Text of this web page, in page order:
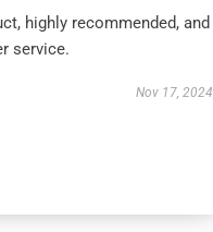
highly recommended, and
service.
Nov 17, 2024